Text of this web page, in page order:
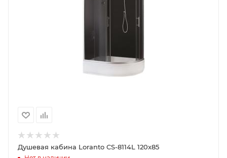
Душевая кабина Loranto CS-8114L 120x85